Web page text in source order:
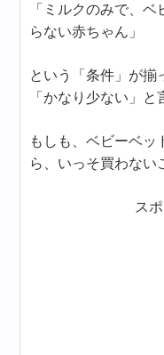
「ミルクのみで、
らない赤ちゃん」
という「条件」が揃
「かなり少ない」と
もしも、ベビーベッ
ら、いっそ買わない
ス